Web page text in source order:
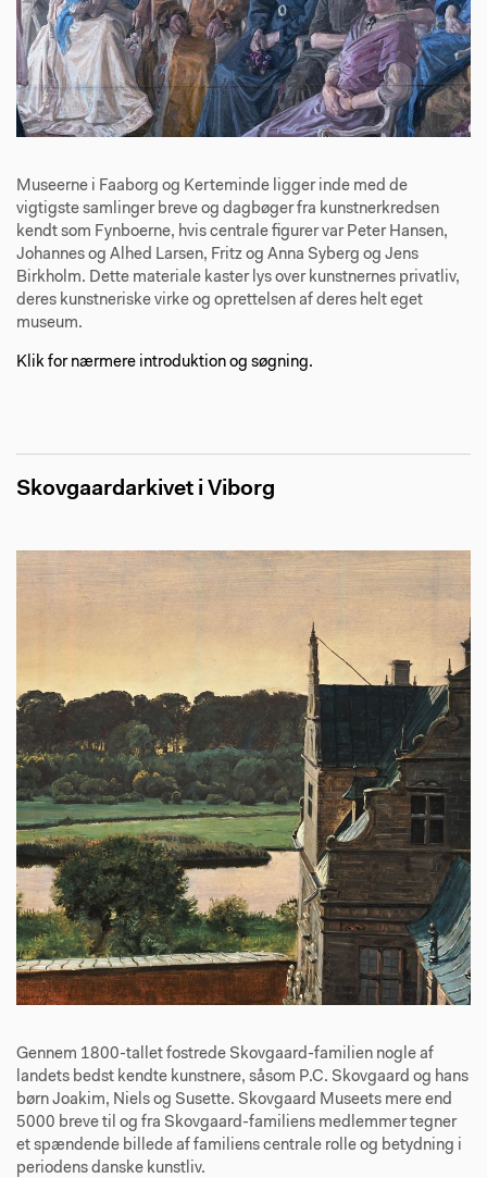
Museerne i Faaborg og Kerteminde ligger inde med de
vigtigste samlinger breve og dagbøger fra kunstnerkredsen
kendt som Fynboerne, hvis centrale figurer var Peter Hansen,
Johannes og Alhed Larsen, Fritz og Anna Syberg og Jens
Birkholm. Dette materiale kaster lys over kunstnernes privatliv,
deres kunstneriske virke og oprettelsen af deres helt eget
museum.
Klik for nærmere introduktion og søgning.
Skovgaardarkivet i Viborg
Gennem 1800-tallet fostrede Skovgaard-familien nogle af
landets bedst kendte kunstnere, såsom P.C. Skovgaard og hans
børn Joakim, Niels og Susette. Skovgaard Museets mere end
5000 breve til og fra Skovgaard-familiens medlemmer tegner
et spændende billede af familiens centrale rolle og betydning i
periodens danske kunstliv.